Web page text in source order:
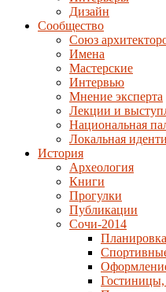
Дизайн
Сообщество
Союз
Имена
Мастерские
Интервью
Мнение эксперта
Лекции и
Национальная
Локальная
История
Археология
Книги
Прогулки
Публикации
Сочи-2014
Планировка
Гостиницы,